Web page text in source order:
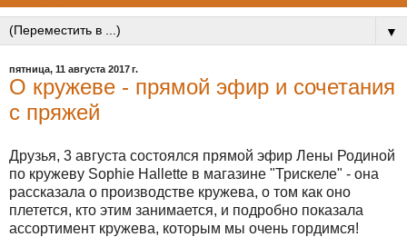
▼
пятница, 11 августа 2017 г.
О кружеве - прямой эфир и сочетания
с пряжей
Друзья, 3 августа состоялся прямой эфир Лены Родиной
по кружеву Sophie Hallette в магазине "Трискеле" - она
рассказала о производстве кружева, о том как оно
плетется, кто этим занимается, и подробно показала
ассортимент кружева, которым мы очень гордимся!